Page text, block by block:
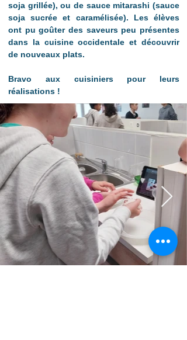
soja grillée), ou de sauce mitarashi (sauce
soja sucrée et caramélisée). Les élèves
ont pu goûter des saveurs peu présentes
dans la cuisine occidentale et découvrir
de nouveaux plats.
Bravo aux cuisiniers pour leurs
réalisations !